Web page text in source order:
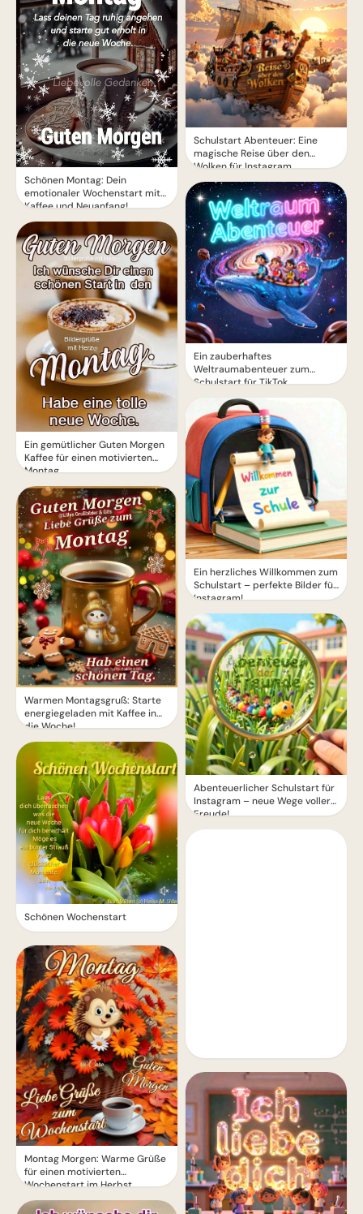
Schönen Montag: Dein
emotionaler Wochenstart mit
Kaffee und Neuanfang!
Ein gemütlicher Guten Morgen
Kaffee für einen motivierten
Montag
Warmen Montagsgruß: Starte
energiegeladen mit Kaffee in
die Woche!
Schönen Wochenstart
Montag Morgen: Warme Grüße
für einen motivierten
Wochenstart im Herbst
Schulstart Abenteuer: Eine
magische Reise über den
Wolken für Instagram
Ein zauberhaftes
Weltraumabenteuer zum
Schulstart für TikTok
Ein herzliches Willkommen zum
Schulstart – perfekte Bilder für
Instagram!
Abenteuerlicher Schulstart für
Instagram – neue Wege voller
Freude!